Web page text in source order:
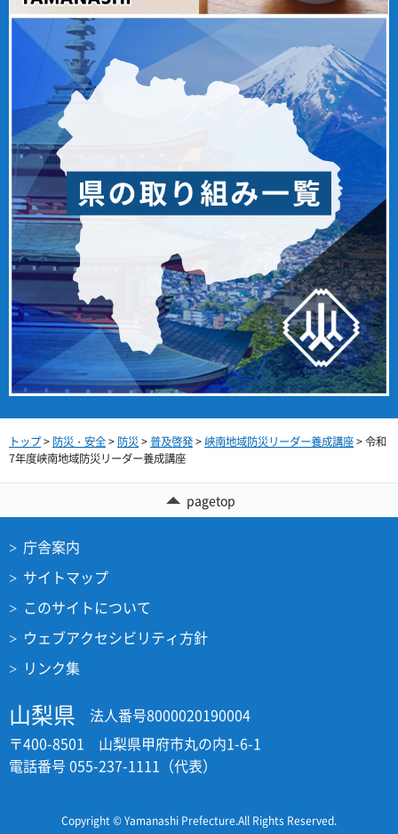
トップ> 防災・安全> 防災 >普及啓発> 峡南地域防災リーダー養成講座> 令和
7年度峡南地域防災リーダー養成講座
pagetop
庁舎案内
サイトマップ
このサイトについて
ウェブアクセシビリティ方針
リンク集
山梨県
法人番号8000020190004
〒400-8501 山梨県甲府市丸の内1-6-1
電話番号 055-237-1111（代表）
Copyright © Yamanashi Prefecture.All Rights Reserved.